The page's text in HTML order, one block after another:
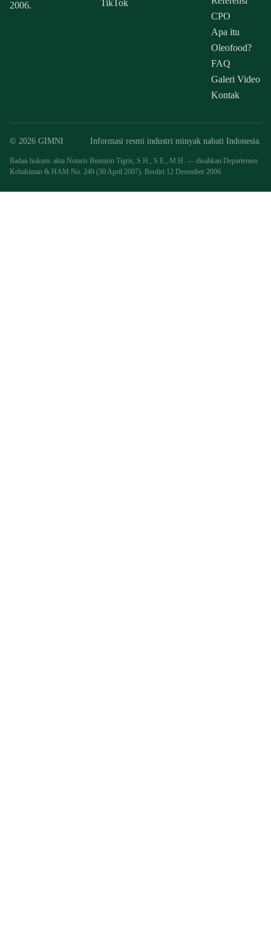
2006.
TikTok
CPO
Apa itu
Oleofood?
FAQ
Galeri Video
Kontak
© 2026 GIMNI Informasi resmi industri minyak nabati Indonesia.
Badan hukum: akta Notaris Buntario Tigris, S.H., S.E., M.H. — disahkan Departemen
Kehakiman & HAM No. 249 (30 April 2007). Berdiri 12 Desember 2006.